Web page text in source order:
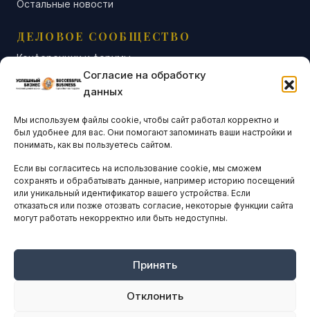
Согласие на обработку
данных
Мы используем файлы cookie, чтобы сайт работал корректно и
был удобнее для вас. Они помогают запоминать ваши настройки и
понимать, как вы пользуетесь сайтом.
Если вы согласитесь на использование cookie, мы сможем
сохранять и обрабатывать данные, например историю посещений
или уникальный идентификатор вашего устройства. Если
отказаться или позже отозвать согласие, некоторые функции сайта
могут работать некорректно или быть недоступны.
Принять
Отклонить
Остальные новости
ДЕЛОВОЕ СООБЩЕСТВО
Конференции и форумы
Бизнес-клубы и ассоциации
Остальные новости
АНАЛИТИКА И СТАТИСТИКА
ARTICLES IN ENGLISH
НАВИГАЦИЯ
Оплата онлайн